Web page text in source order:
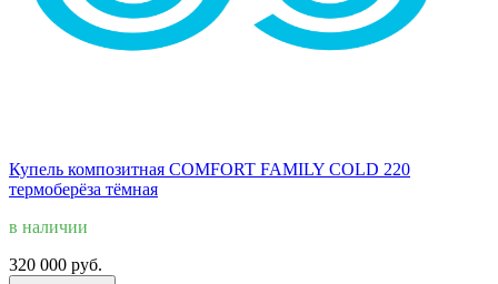
Купель композитная COMFORT FAMILY COLD 220
термоберёза тёмная
в наличии
320 000 руб.